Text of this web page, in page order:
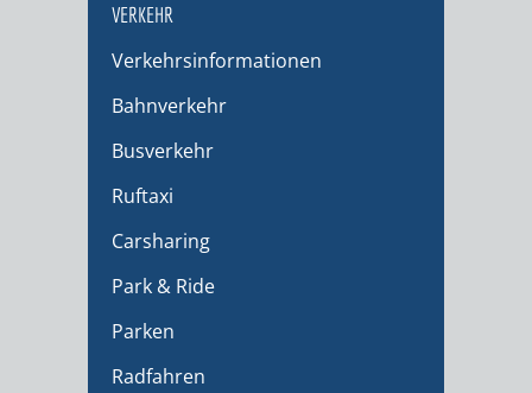
VERKEHR
Verkehrsinformationen
Bahnverkehr
Busverkehr
Ruftaxi
Carsharing
Park & Ride
Parken
Radfahren